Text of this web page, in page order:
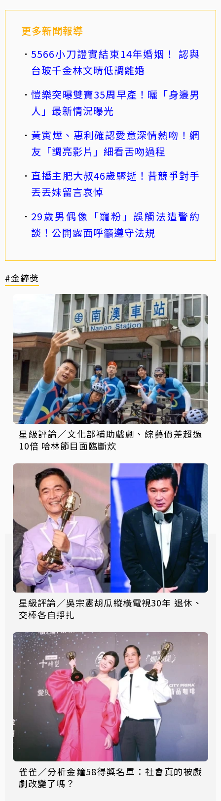
更多新聞報導
5566小刀證實結束14年婚姻！ 認與
台玻千金林文晴低調離婚
愷樂突曝雙寶35周早產！曬「身邊男
人」最新情況曝光
黃寅燁、惠利確認愛意深情熱吻！網
友「調亮影片」細看舌吻過程
直播主肥大叔46歲驟逝！昔競爭對手
丟丟妹留言哀悼
29歲男偶像「寵粉」誤觸法遭警約
談！公開露面呼籲遵守法規
#金鐘獎
星級評論／文化部補助戲劇、綜藝價差超過
10倍 哈林節目面臨斷炊
星級評論／吳宗憲胡瓜縱橫電視30年 退休、
交棒各自掙扎
雀雀／分析金鐘58得獎名單：社會真的被戲
劇改變了嗎？